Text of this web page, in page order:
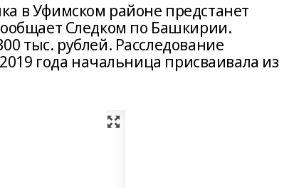
в Уфимском районе предстанет
Следком по Башкирии.
тыс. рублей. Расследование
года начальница присваивала из